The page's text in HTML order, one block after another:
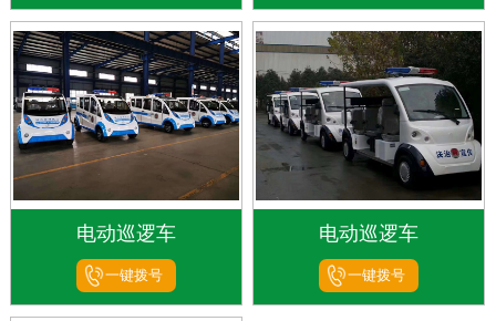
电动巡逻车
一键拨号
电动巡逻车
一键拨号